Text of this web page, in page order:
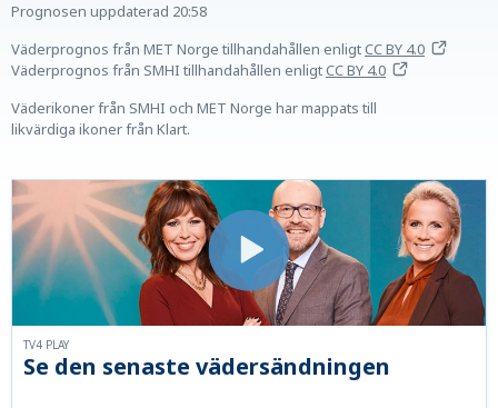
Prognosen uppdaterad 20:58
Väderprognos från MET Norge tillhandahållen enligtCC BY 4.0
Väderprognos från SMHI tillhandahållen enligtCC BY 4.0
Väderikoner från SMHI och MET Norge har mappats till
likvärdiga ikoner från Klart.
Se den senaste vädersändningen
TV4 PLAY